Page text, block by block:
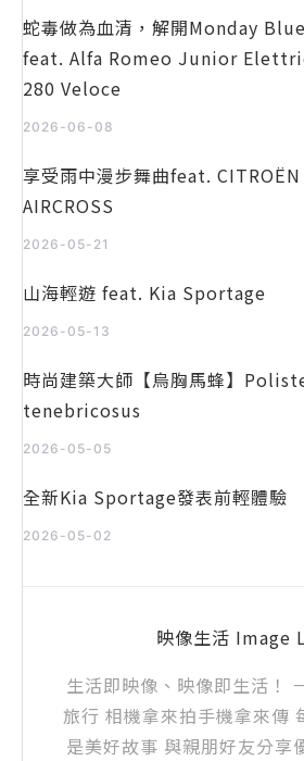
蛇毒做為血清，解開Monday
feat. Alfa Romeo Junior
280 Veloce
2026-06-08
享受雨中漫步舞曲feat. CITROËN
AIRCROSS
2026-05-21
山海輕遊 feat. Kia Sportage
2026-05-13
時尚建築大師【烏胸馬蜂】
tenebricosus
2026-05-05
全新Kia Sportage發表前輕體驗
2026-05-02
映像生活 Image
生活即映像、映像即生活！
旅行 相機拿來拍手機拿來傳
是美好故事 與親朋好友分享